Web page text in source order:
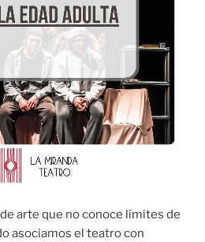
arte que no conoce límites de
asociamos el teatro con